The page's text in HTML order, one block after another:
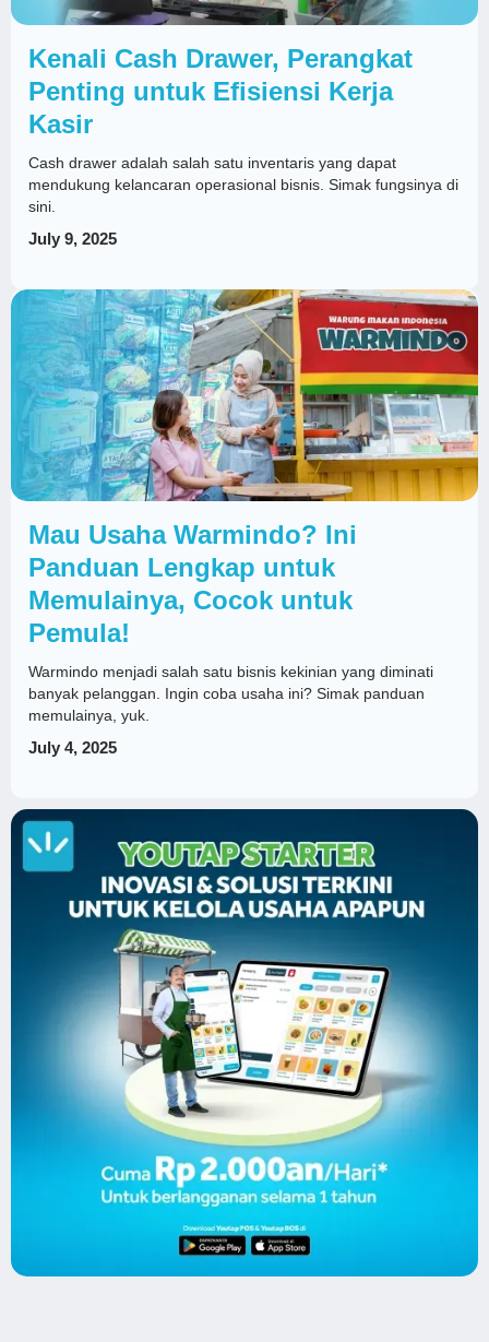
Kenali Cash Drawer, Perangkat
Penting untuk Efisiensi Kerja
Kasir
Cash drawer adalah salah satu inventaris yang dapat
mendukung kelancaran operasional bisnis. Simak fungsinya di
sini.
July 9, 2025
Mau Usaha Warmindo? Ini
Panduan Lengkap untuk
Memulainya, Cocok untuk
Pemula!
Warmindo menjadi salah satu bisnis kekinian yang diminati
banyak pelanggan. Ingin coba usaha ini? Simak panduan
memulainya, yuk.
July 4, 2025